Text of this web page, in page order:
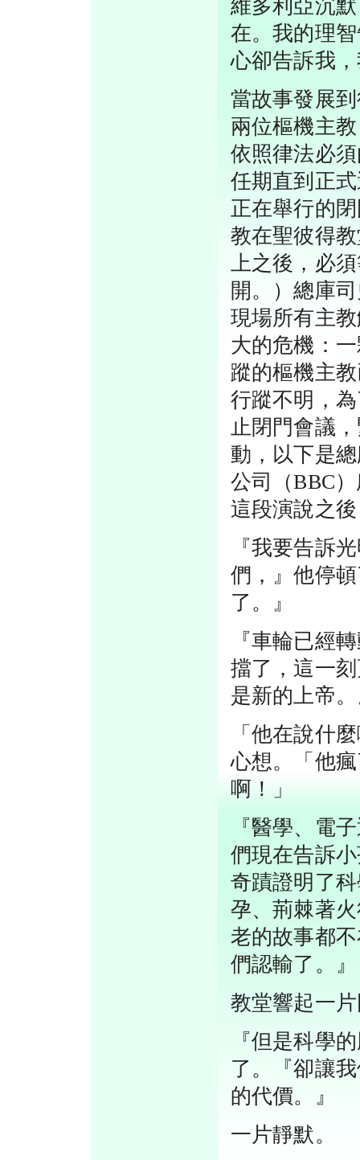
維多利亞沉
在。我的理
心卻告訴我
當故事發展
兩位樞機主
依照律法必
任期直到正
正在舉行的
教在聖彼得
上之後，必
開。）總庫
現場所有主
大的危機：
蹤的樞機主
行蹤不明，
止閉門會議
動，以下是
公司（BBC
這段演說之
『我要告訴
們，』他停
了。』
『車輪已經
擋了，這一
是新的上帝
「他在說什
心想。「他
啊！」
『醫學、電
們現在告訴
奇蹟證明了
孕、荊棘著
老的故事都
們認輸了。』
教堂響起一
『但是科學
了。『卻讓
的代價。』
一片靜默。